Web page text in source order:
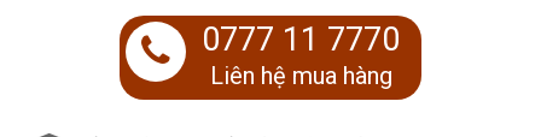
455.000 ₫.
0777 11 7770
Liên hệ mua hàng